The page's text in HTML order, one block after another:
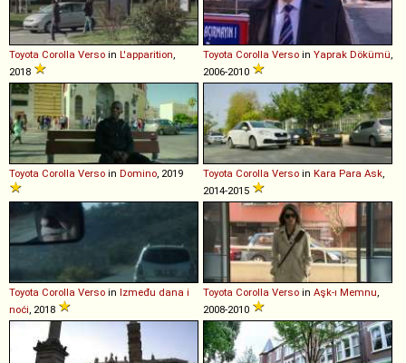
Toyota Corolla Verso in L'apparition,
2018
Toyota Corolla Verso in Yaprak Dökümü,
2006-2010
Toyota Corolla Verso in Domino, 2019 Toyota Corolla Verso in Kara Para Ask,
2014-2015
Toyota Corolla Verso in Između dana i
noći, 2018
Toyota Corolla Verso in Aşk-ı Memnu,
2008-2010